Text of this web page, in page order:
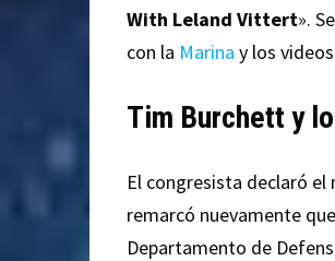
With Leland Vittert».
con la Marina y los
Tim Burchett y
El congresista declaró
remarcó nuevamente
Departamento de